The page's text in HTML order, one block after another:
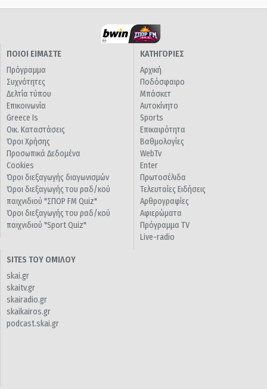
ΠΟΙΟΙ ΕΙΜΑΣΤΕ
Πρόγραμμα
Συχνότητες
Δελτία τύπου
Επικοινωνία
Greece Is
Οικ. Καταστάσεις
Όροι Χρήσης
Προσωπικά Δεδομένα
Cookies
Όροι διεξαγωγής διαγωνισμών
Όροι διεξαγωγής του ραδ/κού
παιχνιδιού "ΣΠΟΡ FM Quiz"
Όροι διεξαγωγής του ραδ/κού
παιχνιδιού "Sport Quiz"
ΚΑΤΗΓΟΡΙΕΣ
Αρχική
Ποδόσφαιρο
Μπάσκετ
Αυτοκίνητο
Sports
Επικαιρότητα
Βαθμολογίες
WebTv
Enter
Πρωτοσέλιδα
Τελευταίες Ειδήσεις
Αρθρογραφίες
Αφιερώματα
Πρόγραμμα TV
Live-radio
SITES ΤΟΥ ΟΜΙΛΟΥ
skai.gr
skaitv.gr
skairadio.gr
skaikairos.gr
podcast.skai.gr